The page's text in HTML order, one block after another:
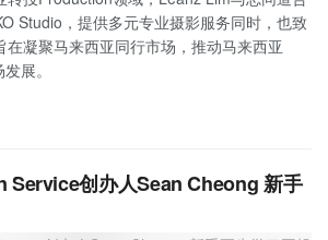
Studio，提供多元专业摄影服务同时，也致
在凝聚马来西亚同行市场，推动马来西亚
展。
Service创办人Sean Cheong 新手